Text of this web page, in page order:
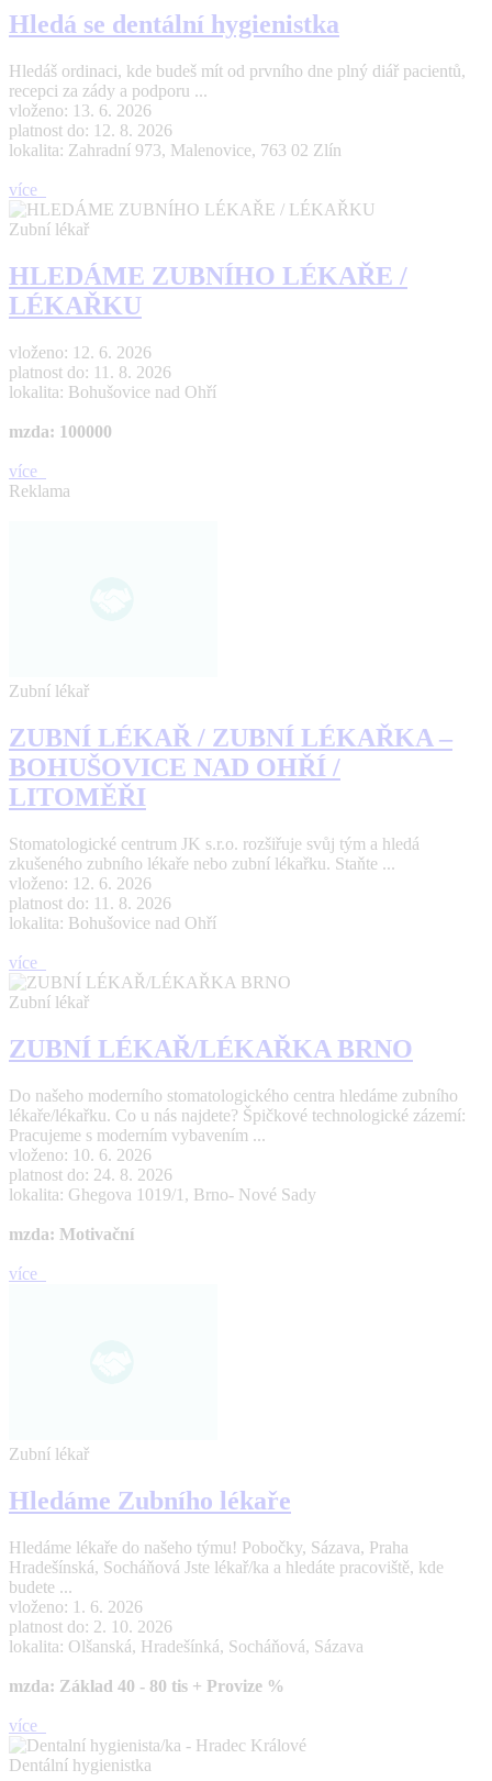
Hledá se dentální hygienistka
Hledáš ordinaci, kde budeš mít od prvního dne plný diář pacientů,
recepci za zády a podporu ...
vloženo: 13. 6. 2026
platnost do: 12. 8. 2026
lokalita: Zahradní 973, Malenovice, 763 02 Zlín
více
Zubní lékař
HLEDÁME ZUBNÍHO LÉKAŘE /
LÉKAŘKU
vloženo: 12. 6. 2026
platnost do: 11. 8. 2026
lokalita: Bohušovice nad Ohří
mzda: 100000
více
Reklama
Zubní lékař
ZUBNÍ LÉKAŘ / ZUBNÍ LÉKAŘKA –
BOHUŠOVICE NAD OHŘÍ /
LITOMĚŘI
Stomatologické centrum JK s.r.o. rozšiřuje svůj tým a hledá
zkušeného zubního lékaře nebo zubní lékařku. Staňte ...
vloženo: 12. 6. 2026
platnost do: 11. 8. 2026
lokalita: Bohušovice nad Ohří
více
Zubní lékař
ZUBNÍ LÉKAŘ/LÉKAŘKA BRNO
Do našeho moderního stomatologického centra hledáme zubního
lékaře/lékařku. Co u nás najdete? Špičkové technologické zázemí:
Pracujeme s moderním vybavením ...
vloženo: 10. 6. 2026
platnost do: 24. 8. 2026
lokalita: Ghegova 1019/1, Brno- Nové Sady
mzda: Motivační
více
Zubní lékař
Hledáme Zubního lékaře
Hledáme lékaře do našeho týmu! Pobočky, Sázava, Praha
Hradešínská, Socháňová Jste lékař/ka a hledáte pracoviště, kde
budete ...
vloženo: 1. 6. 2026
platnost do: 2. 10. 2026
lokalita: Olšanská, Hradešínká, Socháňová, Sázava
mzda: Základ 40 - 80 tis + Provize %
více
Dentální hygienistka